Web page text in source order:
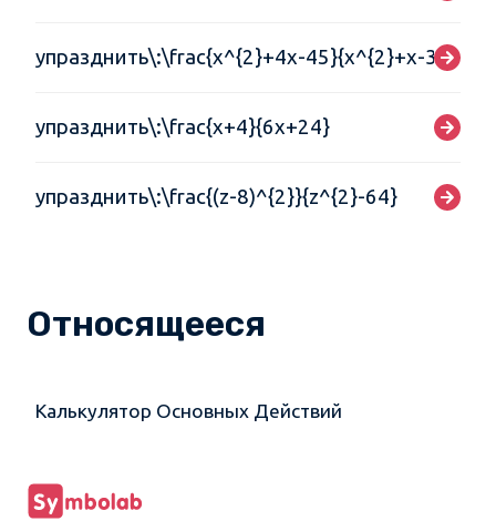
упразднить\:\frac{x^{2}+4x-45}{x^{2}+x-30}
упразднить\:\frac{x+4}{6x+24}
упразднить\:\frac{(z-8)^{2}}{z^{2}-64}
Относящееся
Калькулятор Основных Действий